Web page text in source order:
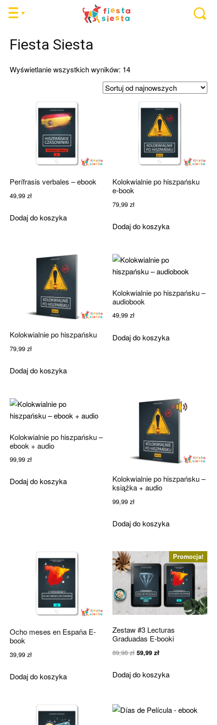
Fiesta Siesta
Wyświetlanie wszystkich wyników: 14Posortowane
najnowszych
Perífrasis verbales – ebook
49,99 zł
Dodaj do koszyka
Kolokwialnie po hiszpańsku
e-book
79,99zł
Dodaj do koszyka
Kolokwialnie po hiszpańsku
79,99 zł
Dodaj do koszyka
Kolokwialnie po hiszpańsku –
audiobook
49,99zł
Dodaj do koszyka
Kolokwialnie po hiszpańsku –
ebook + audio
99,99 zł
Dodaj do koszyka
Kolokwialnie po hiszpańsku –
książka + audio
99,99zł
Dodaj do koszyka
Ocho meses en España E-
book
39,99 zł
Dodaj do koszyka
Promocja!
Zestaw #3 Lecturas
Graduadas E-booki
89,98zł Pierwotna
wynosiła:
59,99złAktualna
wynosi:
Dodaj do koszyka